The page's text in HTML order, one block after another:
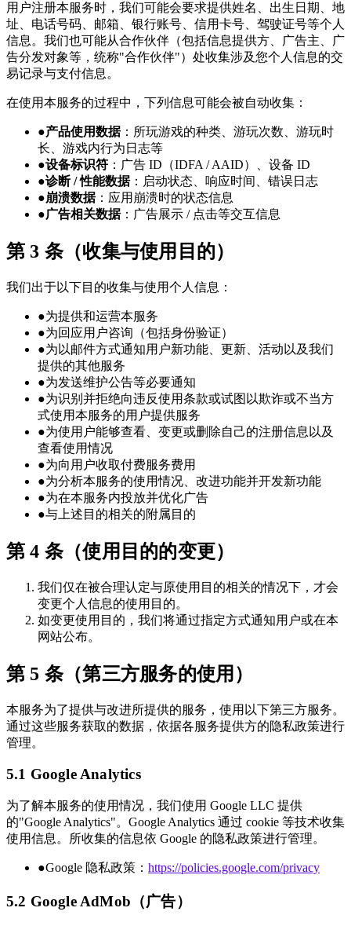
用户注册本服务时，我们可能会要求提供姓名、出生日期、地
址、电话号码、邮箱、银行账号、信用卡号、驾驶证号等个人
信息。我们也可能从合作伙伴（包括信息提供方、广告主、广
告分发对象等，统称"合作伙伴"）处收集涉及您个人信息的交
易记录与支付信息。
在使用本服务的过程中，下列信息可能会被自动收集：
●产品使用数据：所玩游戏的种类、游玩次数、游玩时
长、游戏内行为日志等
●设备标识符 ：广告 ID（IDFA / AAID）、设备 ID
●诊断 / 性能数据：启动状态、响应时间、错误日志
●崩溃数据：应用崩溃时的状态信息
●广告相关数据：广告展示 / 点击等交互信息
第 3 条（收集与使用目的）
我们出于以下目的收集与使用个人信息：
●为提供和运营本服务
●为回应用户咨询（包括身份验证）
●为以邮件方式通知用户新功能、更新、活动以及我们
提供的其他服务
●为发送维护公告等必要通知
●为识别并拒绝向违反使用条款或试图以欺诈或不当方
式使用本服务的用户提供服务
●为使用户能够查看、变更或删除自己的注册信息以及
查看使用情况
●为向用户收取付费服务费用
●为分析本服务的使用情况、改进功能并开发新功能
●为在本服务内投放并优化广告
●与上述目的相关的附属目的
第 4 条（使用目的的变更）
我们仅在被合理认定与原使用目的相关的情况下，才会
变更个人信息的使用目的。
如变更使用目的，我们将通过指定方式通知用户或在本
网站公布。
第 5 条（第三方服务的使用）
本服务为了提供与改进所提供的服务，使用以下第三方服务。
通过这些服务获取的数据，依据各服务提供方的隐私政策进行
管理。
5.1 Google Analytics
为了解本服务的使用情况，我们使用 Google LLC 提供
的"Google Analytics"。Google Analytics 通过 cookie 等技术收集
使用信息。所收集的信息依 Google 的隐私政策进行管理。
●Google 隐私政策： https://policies.google.com/privacy
5.2 Google AdMob（广告）